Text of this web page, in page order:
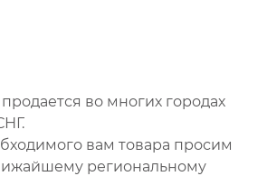
во многих городах
вам товара просим
региональному